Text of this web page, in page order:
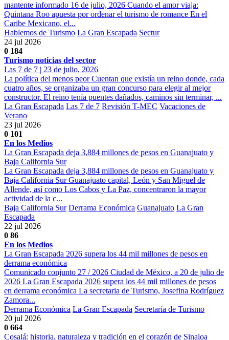
mantente informado 16 de julio, 2026 Cuando el amor viaja:
Quintana Roo apuesta por ordenar el turismo de romance En el
Caribe Mexicano, el...
Hablemos de Turismo La Gran Escapada Sectur
24 jul 2026
0 184
Turismo noticias del sector
Las 7 de 7 | 23 de julio, 2026
La política del menos peor Cuentan que existía un reino donde, cada
cuatro años, se organizaba un gran concurso para elegir al mejor
constructor. El reino tenía puentes dañados, caminos sin terminar, ...
La Gran Escapada Las 7 de 7 Revisión T-MEC Vacaciones de
Verano
23 jul 2026
0 101
En los Medios
La Gran Escapada deja 3,884 millones de pesos en Guanajuato y
Baja California Sur
La Gran Escapada deja 3,884 millones de pesos en Guanajuato y
Baja California Sur Guanajuato capital, León y San Miguel de
Allende, así como Los Cabos y La Paz, concentraron la mayor
actividad de la c...
Baja California Sur Derrama Económica Guanajuato La Gran
Escapada
22 jul 2026
0 86
En los Medios
La Gran Escapada 2026 supera los 44 mil millones de pesos en
derrama económica
Comunicado conjunto 27 / 2026 Ciudad de México, a 20 de julio de
2026 La Gran Escapada 2026 supera los 44 mil millones de pesos
en derrama económica La secretaria de Turismo, Josefina Rodríguez
Zamora...
Derrama Económica La Gran Escapada Secretaría de Turismo
20 jul 2026
0 664
Cosalá: historia, naturaleza y tradición en el corazón de Sinaloa